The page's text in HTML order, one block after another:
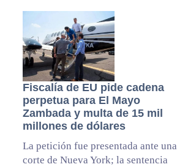
Fiscalía de EU pide cadena
perpetua para El Mayo
Zambada y multa de 15 mil
millones de dólares
La petición fue presentada ante una
corte de Nueva York; la sentencia